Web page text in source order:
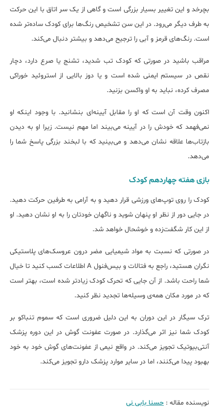
بچرخد و این تغییر بسیار بزرگی است و گاهی از یک سر اتاق با این حرکت
به طرف دیگر می‌رود. در این سن تشخیص رنگ‌ها برای کودک ساده‌تر شده
است. رنگ‌های قرمز و آبی را ترجیح می‌دهد و بیشتر دنبال می‌کند.
مراقب باشید در صورتی که کودک تب شدید، تشنج یا صرع دارد، دچار
نقص در سیستم ایمنی شده است و یا دوز بالایی از استروئید خوراکی
مصرف کرده، نباید به او واکسن بزنید.
اکنون وقت آن است که او را مقابل آیینه‌ای بنشانید. با وجود اینکه او
نمی‌فهمد که خودش را در آیینه می‌بیند اما مهم نیست. زیرا او به دیدن
بازتاب‌ها علاقه نشان می‌دهد و می‌بینید که با لبخند بزرگی پاسخ شما را
می‌دهد.
بازی هفته‌ چهاردهم کودک
کودک را روی توپ‌های ورزشی قرار دهید و به آرامی به طرفین حرکت دهید.
در جایی دور از نظر او پنهان شوید و ناگهان خودتان را به او نشان دهید. او
از این کار شگفت‌زده و خوشحال خواهد شد.
در صورتی که نسبت به مواد شیمیایی مضر درون عروسک‌های پلاستیکی
نگران هستید، راجع به فتالات و بیس‌فنول A اطلاعات کسب کنید تا خیال
شما راحت باشد. از آن جایی که تحرک کودک زیادتر شده است، بهتر است
که در مورد مکان همه‌ی وسیله‌ها تجدید نظر کنید.
ترک سیگار در این دوران به این دلیل ضروری است که سموم تنباکو بر
کودک شما نیز اثر می‌گذارد. در صورت عفونت گوش در این دوره پزشک
آنتی‌بیوتیک تجویز می‌کند. در واقع نیمی از عفونت‌های گوش خود به خود
بهبود پیدا می‌کنند، اما در سایر موارد پزشک دارو تجویز می‌کند.
نویسنده مقاله : حسنا بابی نی